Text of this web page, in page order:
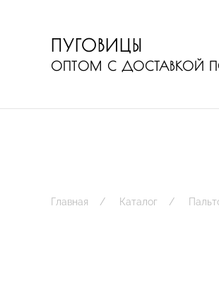
ПУГОВИЦЫ
ОПТОМ С ДОСТАВКОЙ
Главная Каталог